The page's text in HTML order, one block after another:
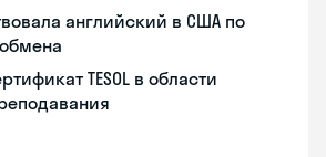
английский в США по
TESOL в области